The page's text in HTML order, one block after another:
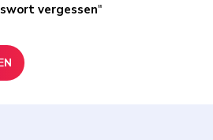
vergessen"